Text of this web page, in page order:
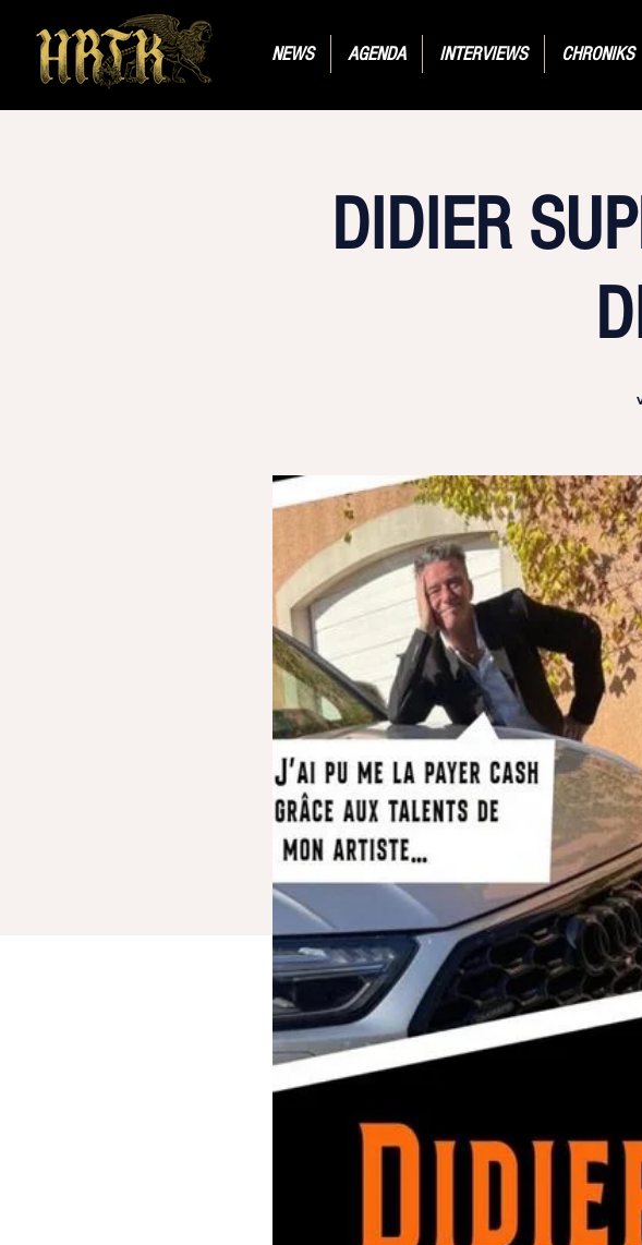
NEWS AGENDA INTERVIEWS CHRONIKS
DIDIER